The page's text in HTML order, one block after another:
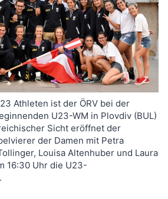
Athleten ist der ÖRV bei der
U23-WM in Plovdiv (BUL)
Sicht eröffnet der
der Damen mit Petra
Louisa Altenhuber und Laura
16:30 Uhr die U23-